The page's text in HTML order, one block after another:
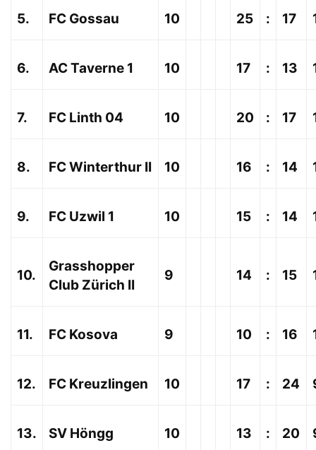
5. FC Gossau 10 25 : 17
6. AC Taverne 1 10 17 : 13
7. FC Linth 04 10 20 : 17
8. FC Winterthur II 10 16 : 14
9. FC Uzwil 1 10 15 : 14
10.
Grasshopper
Club Zürich II
9 14 : 15
11. FC Kosova 9 10 : 16
12. FC Kreuzlingen 10 17 : 24
13. SV Höngg 10 13 : 20